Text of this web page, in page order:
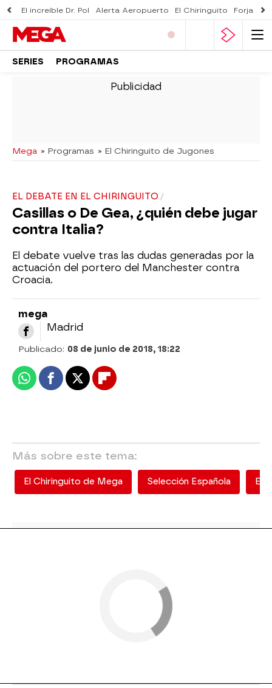
El increíble Dr. Pol Alerta Aeropuerto El Chiringuito Forjado
SERIES PROGRAMAS
Mega » Programas » El Chiringuito de Jugones
EL DEBATE EN EL CHIRINGUITO
Casillas o De Gea, ¿quién debe jugar
contra Italia?
El debate vuelve tras las dudas generadas por la
actuación del portero del Manchester contra
Croacia.
mega
Madrid
Publicado: 08 de junio de 2018, 18:22
WhatsappFacebook
X Flipboard
Más sobre este tema:
El Chiringuito de Mega Selección Española El